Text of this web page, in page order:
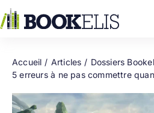
au
contenu
Accueil Articles
Dossiers
5 erreurs à ne pas commettre